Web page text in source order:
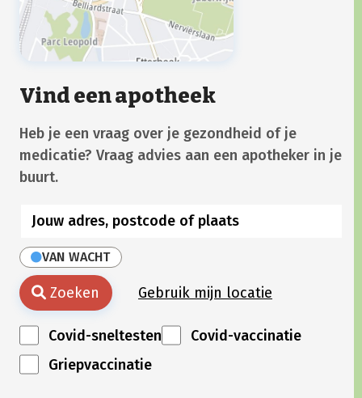
Vind een apotheek
Heb je een vraag over je gezondheid of je
medicatie? Vraag advies aan een apotheker in je
buurt.
VAN WACHT
Zoeken Gebruik mijn locatie
Covid-sneltesten
Covid-vaccinatie
Griepvaccinatie